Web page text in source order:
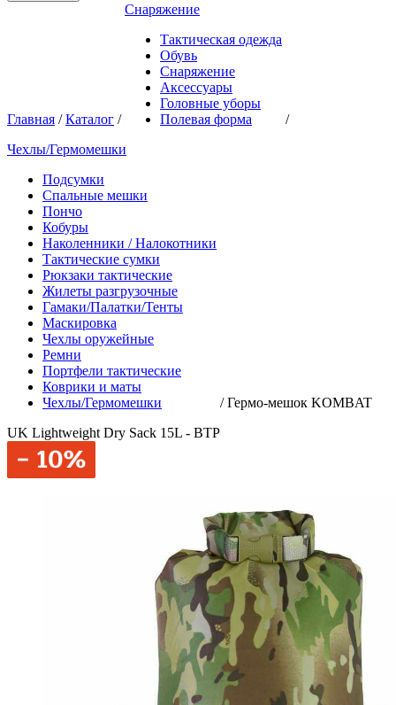
Главная /Каталог /
Снаряжение
Тактическая одежда
Обувь
Снаряжение
Аксессуары
Головные уборы
Полевая форма
/
Чехлы/Гермомешки
Подсумки
Спальные мешки
Пончо
Кобуры
Наколенники / Налокотники
Тактические сумки
Рюкзаки тактические
Жилеты разгрузочные
Гамаки/Палатки/Тенты
Маскировка
Чехлы оружейные
Ремни
Портфели тактические
Коврики и маты
Чехлы/Гермомешки
/Гермо-мешок KOMBAT
UK Lightweight Dry Sack 15L - BTP